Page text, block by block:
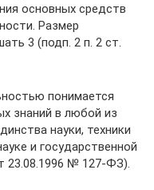
основных средств
Размер
3 (подп. 2 п. 2 ст.
понимается
знаний в любой из
науки, техники
и государственной
23.08.1996 № 127-ФЗ).